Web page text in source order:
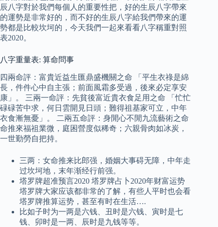
辰八字對於我們每個人的重要性把，好的生辰八字帶來
的運勢是非常好的，而不好的生辰八字給我們帶來的運
勢都是比較坎坷的，今天我們一起來看看八字稱重對照
表2020。
八字重量表: 算命問事
四兩命評：富貴近益生匯鼎盛機關之命 「平生衣祿是綿
長，件件心中自主張；前面風霜多受過，後來必定享安
康」。 三兩一命評：先貧後富近貴衣食足用之命 「忙忙
碌碌苦中求，何日雲開見日頭；難得祖基家可立，中年
衣食漸無憂」。 二兩五命評：身閒心不閒九流藝術之命
命推來福祖業微，庭困營度似稀奇；六親骨肉如冰炭，
一世勤勞自把持。
三两：女命推来比郎强，婚姻大事碍无障，中年走
过坎坷地，末年渐经行前强。
塔罗牌超准预言2020 塔罗牌占卜2020年财富运势
塔罗牌大家应该都非常的了解，有些人平时也会看
塔罗牌推算运势，甚至有时在生活….
比如子时为一两是六钱、丑时是六钱、寅时是七
钱、卯时是一两、辰时是九钱等等。